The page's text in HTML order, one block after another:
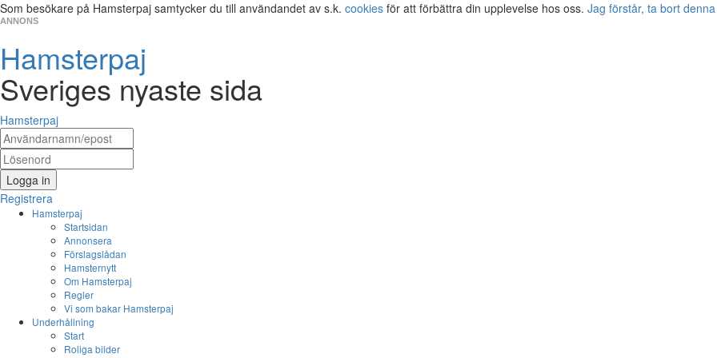
Som besökare på Hamsterpaj samtycker du till användandet av s.k. cookies för att förbättra din upplevelse hos oss. Jag förstår, ta bort
ANNONS
Hamsterpaj
Sveriges nyaste sida
Hamsterpaj
Logga in
Registrera
Hamsterpaj
Startsidan
Annonsera
Förslagslådan
Hamsternytt
Om Hamsterpaj
Regler
Vi som bakar Hamsterpaj
Underhållning
Start
Roliga bilder